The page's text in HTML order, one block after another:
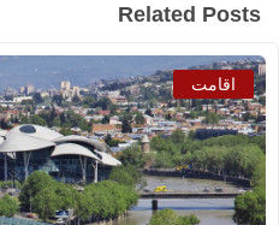
Related Posts
اقامت